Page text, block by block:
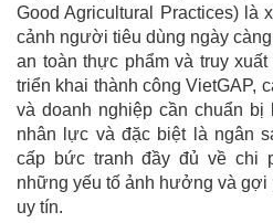
Good Agricultural Practices) là
cảnh người tiêu dùng ngày
an toàn thực phẩm và truy
triển khai thành công VietGAP,
và doanh nghiệp cần chuẩn
nhân lực và đặc biệt là ngân
cấp bức tranh đầy đủ về chi
những yếu tố ảnh hưởng và
uy tín.